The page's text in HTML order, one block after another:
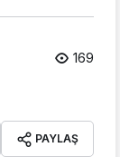
169
PAYLAŞ